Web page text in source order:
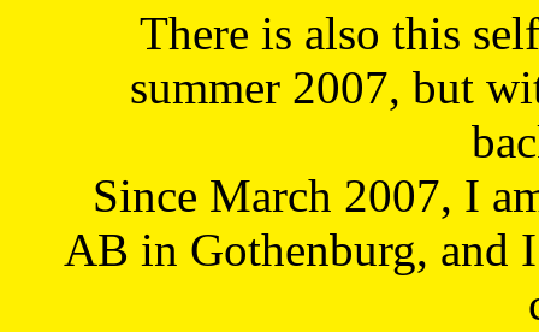
There is also this
summer 2007, but
Since March 2007, I
AB in Gothenburg, and